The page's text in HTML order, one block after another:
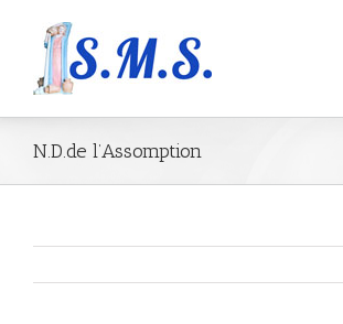
N.D.de l’Assomption